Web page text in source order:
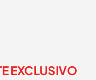
EXCLUSIVO